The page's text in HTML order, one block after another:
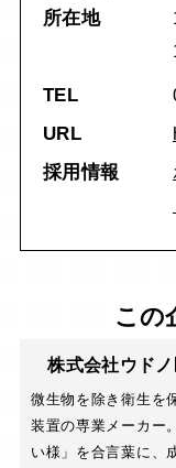
所在地
TEL
URL
採用情報
この
株式会社ウド
微生物を除き衛生を
装置の専業メーカー
い様」を合言葉に、